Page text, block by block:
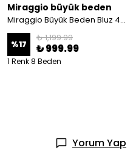
Miraggio büyük beden
Miraggio Büyük Beden Bluz 4255 KAHVE
%17
₺ 1,199.99
₺ 999.99
1 Renk 8 Beden
Yorum Yap